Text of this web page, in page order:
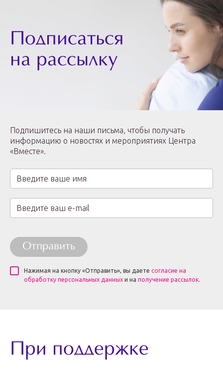
Подписаться
на рассылку
Подпишитесь на наши письма, чтобы получать
информацию о новостях и мероприятиях Центра
«Вместе».
Отправить
Нажимая на кнопку «Отправить», вы даете согласие на
обработку персональных данных и на получение рассылок.
При поддержке